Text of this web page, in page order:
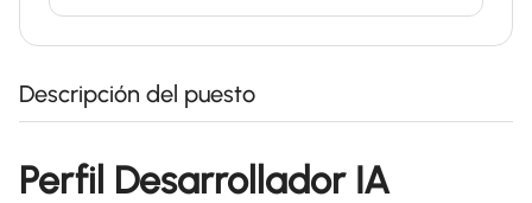
Descripción del puesto
Perfil Desarrollador IA